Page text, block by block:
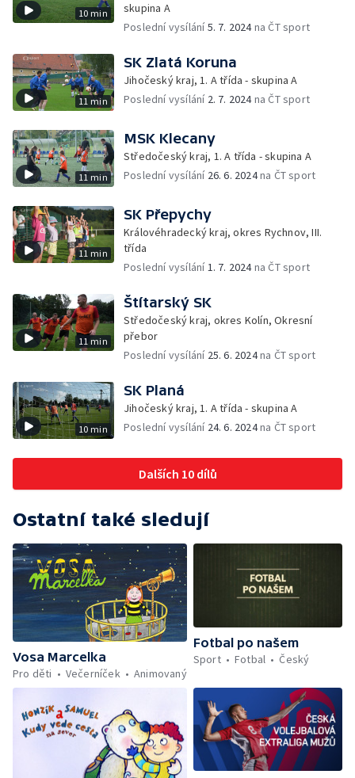
10 min
skupina A
Poslední vysílání5. 7. 2024na ČT sport
11 min
SK Zlatá Koruna
Jihočeský kraj, 1. A třída - skupina A
Poslední vysílání 2. 7. 2024na ČT sport
11 min
MSK Klecany
Středočeský kraj, 1. A třída - skupina A
Poslední vysílání 26. 6. 2024na ČT sport
11 min
SK Přepychy
Královéhradecký kraj, okres Rychnov, III.
třída
Poslední vysílání1. 7. 2024na ČT sport
11 min
Štítarský SK
Středočeský kraj, okres Kolín, Okresní
přebor
Poslední vysílání 25. 6. 2024na ČT sport
10 min
SK Planá
Jihočeský kraj, 1. A třída - skupina A
Poslední vysílání 24. 6. 2024na ČT sport
Dalších 10 dílů
Ostatní také sledují
Vosa Marcelka
Pro děti
Večerníček Animovaný
Fotbal po našem
Sport
Fotbal Český